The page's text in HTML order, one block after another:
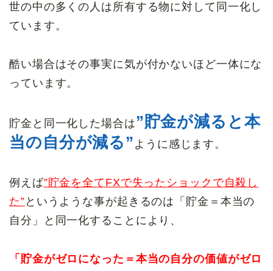
世の中の多くの人は所有する物に対して同一化し
ています。
酷い場合はその事実に気が付かないほど一体にな
っています。
貯金と同一化した場合は ”貯金が減ると本
当の自分が減る” ように感じます。
例えば”貯金を全てFXで失ったショックで自殺し
た” というような事が起きるのは「貯金＝本当の
自分」と同一化することにより、
「貯金がゼロになった＝本当の自分の価値がゼロ